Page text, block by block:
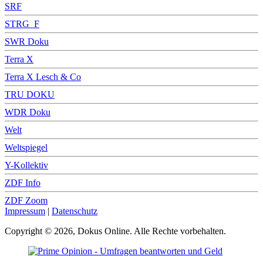
SRF
STRG_F
SWR Doku
Terra X
Terra X Lesch & Co
TRU DOKU
WDR Doku
Welt
Weltspiegel
Y-Kollektiv
ZDF Info
ZDF Zoom
Impressum | Datenschutz
Copyright © 2026, Dokus Online. Alle Rechte vorbehalten.